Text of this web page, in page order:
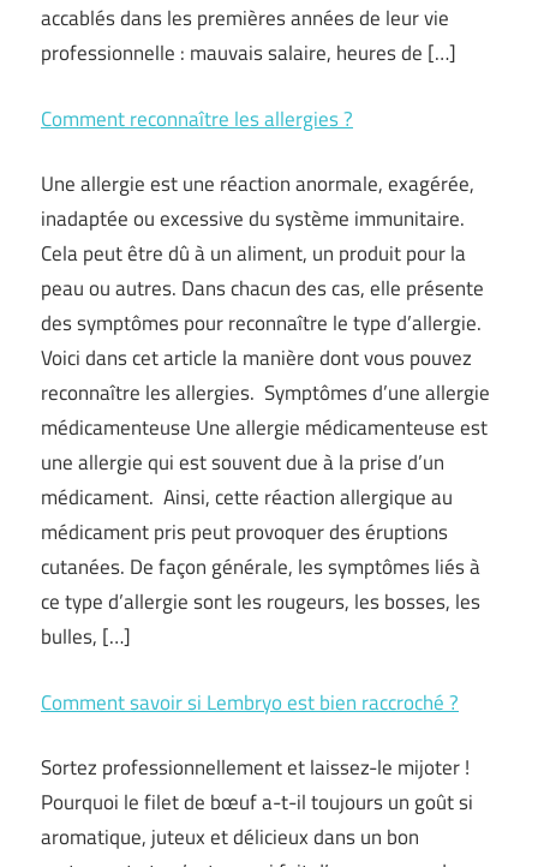
accablés dans les premières années de leur vie
professionnelle : mauvais salaire, heures de […]
Comment reconnaître les allergies ?
Une allergie est une réaction anormale, exagérée,
inadaptée ou excessive du système immunitaire.
Cela peut être dû à un aliment, un produit pour la
peau ou autres. Dans chacun des cas, elle présente
des symptômes pour reconnaître le type d’allergie.
Voici dans cet article la manière dont vous pouvez
reconnaître les allergies. Symptômes d’une allergie
médicamenteuse Une allergie médicamenteuse est
une allergie qui est souvent due à la prise d’un
médicament. Ainsi, cette réaction allergique au
médicament pris peut provoquer des éruptions
cutanées. De façon générale, les symptômes liés à
ce type d’allergie sont les rougeurs, les bosses, les
bulles, […]
Comment savoir si Lembryo est bien raccroché ?
Sortez professionnellement et laissez-le mijoter !
Pourquoi le filet de bœuf a-t-il toujours un goût si
aromatique, juteux et délicieux dans un bon